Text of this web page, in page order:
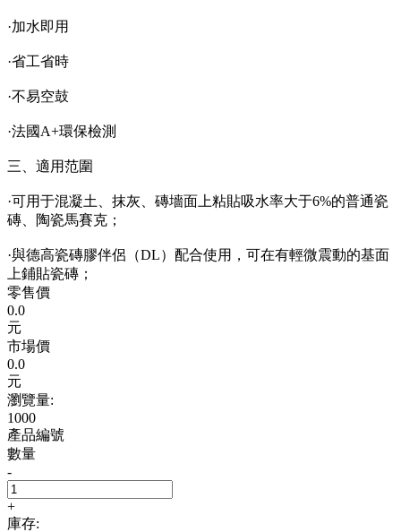
·加水即用
·省工省時
·不易空鼓
·法國A+環保檢測
三、適用范圍
·可用于混凝土、抹灰、磚墻面上粘貼吸水率大于6%的普通瓷
磚、陶瓷馬賽克；
·與德高瓷磚膠伴侶（DL）配合使用，可在有輕微震動的基面
上鋪貼瓷磚；
零售價
0.0
元
市場價
0.0
元
瀏覽量:
1000
產品編號
數量
-
+
庫存: